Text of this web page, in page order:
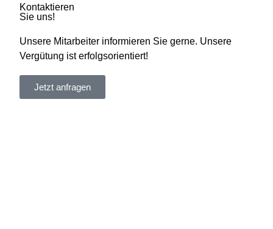
Kontaktieren
Sie uns!
Unsere Mitarbeiter informieren Sie gerne. Unsere
Vergütung ist erfolgsorientiert!
Jetzt anfragen